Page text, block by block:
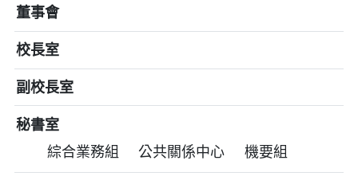
董事會
校長室
副校長室
秘書室
綜合業務組
公共關係中心 機要組